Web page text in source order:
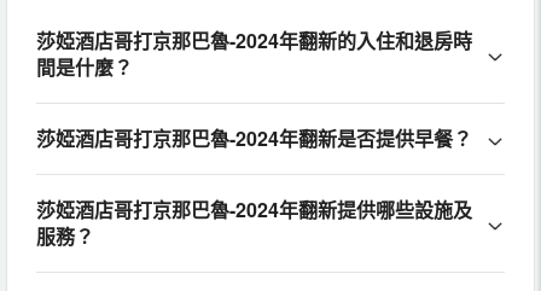
莎婭酒店哥打京那巴魯-2024年翻新的入住和退房時
間是什麼？
莎婭酒店哥打京那巴魯-2024年翻新是否提供早餐？
莎婭酒店哥打京那巴魯-2024年翻新提供哪些設施及
服務？